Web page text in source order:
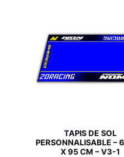
TAPIS DE SOL
PERSONNALISABLE –
X 95 CM – V3-1